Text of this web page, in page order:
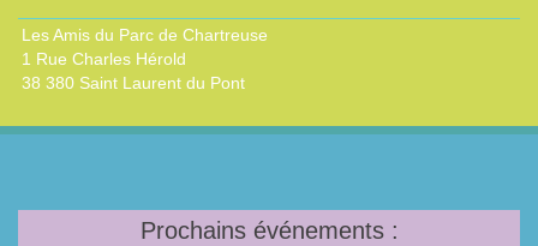
Les Amis du Parc de Chartreuse
1 Rue Charles Hérold
38 380 Saint Laurent du Pont
Prochains événements :